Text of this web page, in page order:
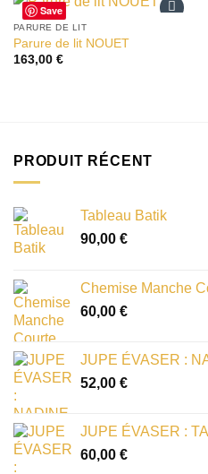
Save
PARURE DE LIT
Parure de lit NOUET
163,00 €
PRODUIT RÉCENT
Tableau Batik
90,00 €
Chemise Manche
60,00 €
JUPE ÉVASER :
52,00 €
JUPE ÉVASER :
60,00 €